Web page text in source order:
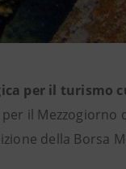
per il turismo
il Mezzogiorno
della Borsa